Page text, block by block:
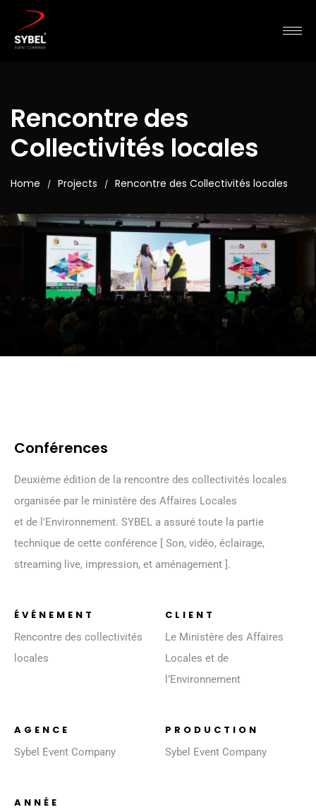
Rencontre des
Collectivités locales
Home / Projects / Rencontre des Collectivités locales
Conférences
Deuxième édition de la rencontre des collectivités locales
organisée par le ministère des Affaires Locales
et de l'Environnement. SYBEL a assuré toute la partie
technique de cette conférence [ Son, vidéo, éclairage,
streaming live, impression, et aménagement ].
ÉVÉNEMENT
Rencontre des collectivités
locales
CLIENT
Le Ministère des Affaires
Locales et de
l’Environnement
AGENCE
Sybel Event Company
PRODUCTION
Sybel Event Company
ANNÉE